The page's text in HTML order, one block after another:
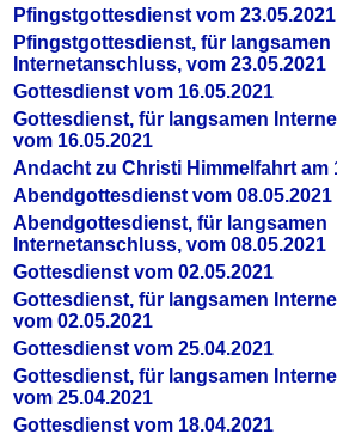
Pfingstgottesdienst vom 23.05.2021
Pfingstgottesdienst, für langsamen
Internetanschluss, vom 23.05.2021
Gottesdienst vom 16.05.2021
Gottesdienst, für langsamen
vom 16.05.2021
Andacht zu Christi Himmelfahrt am
Abendgottesdienst vom 08.05.2021
Abendgottesdienst, für langsamen
Internetanschluss, vom 08.05.2021
Gottesdienst vom 02.05.2021
Gottesdienst, für langsamen
vom 02.05.2021
Gottesdienst vom 25.04.2021
Gottesdienst, für langsamen
vom 25.04.2021
Gottesdienst vom 18.04.2021